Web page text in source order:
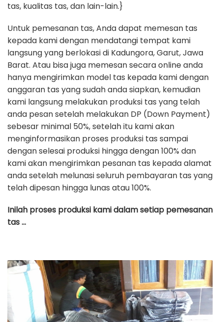
tas, kualitas tas, dan lain-lain.}
Untuk pemesanan tas, Anda dapat memesan tas
kepada kami dengan mendatangi tempat kami
langsung yang berlokasi di Kadungora, Garut, Jawa
Barat. Atau bisa juga memesan secara online anda
hanya mengirimkan model tas kepada kami dengan
anggaran tas yang sudah anda siapkan, kemudian
kami langsung melakukan produksi tas yang telah
anda pesan setelah melakukan DP (Down Payment)
sebesar minimal 50%, setelah itu kami akan
menginformasikan proses produksi tas sampai
dengan selesai produksi hingga dengan 100% dan
kami akan mengirimkan pesanan tas kepada alamat
anda setelah melunasi seluruh pembayaran tas yang
telah dipesan hingga lunas atau 100%.
Inilah proses produksi kami dalam setiap pemesanan
tas …